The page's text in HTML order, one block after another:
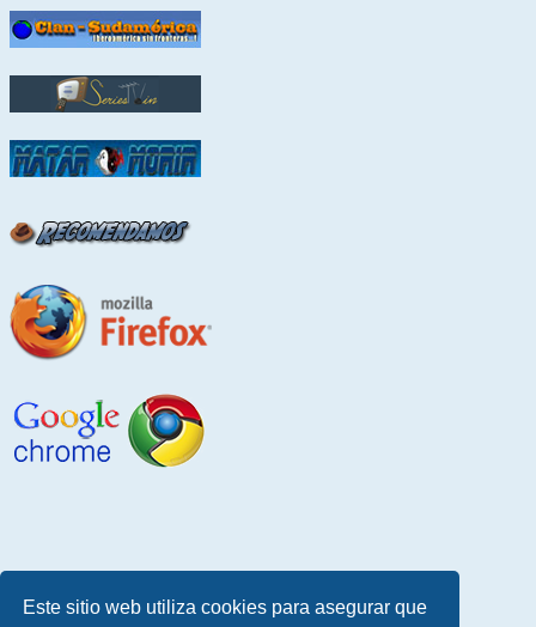
Este sitio web utiliza cookies para asegurar que